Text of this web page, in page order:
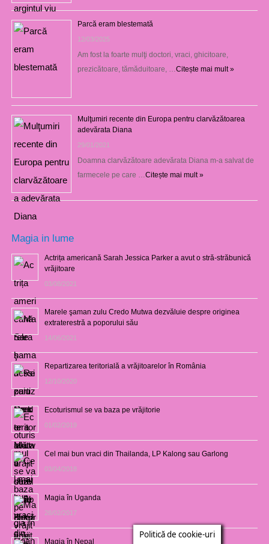
Parcă eram blestemată
12/03/2025
Am fost la foarte mulţi doctori, vraci, ghicitoare,
prezicătoare, tămăduitoare, …Citește mai mult »
Mulţumiri recente din Europa pentru clarvăzătoarea
adevărata Diana
29/01/2021
Doamna clarvăzătoare adevărata Diana m-a salvat de
farmecele pe care …Citește mai mult »
Magia in lume
Actrița americană Sarah Jessica Parker a avut o stră-străbunică
vrăjitoare
03/08/2021
Marele şaman zulu Credo Mutwa dezvăluie despre originea
extraterestră a poporului său
14/06/2021
Repartizarea teritorială a vrăjitoarelor în România
12/10/2020
Ecoturismul se va baza pe vrăjitorie
01/02/2019
Cel mai bun vraci din Thailanda, LP Kalong sau Garlong
03/04/2018
Magia în Uganda
28/02/2017
Magia în Nepal
Politică de cookie-uri